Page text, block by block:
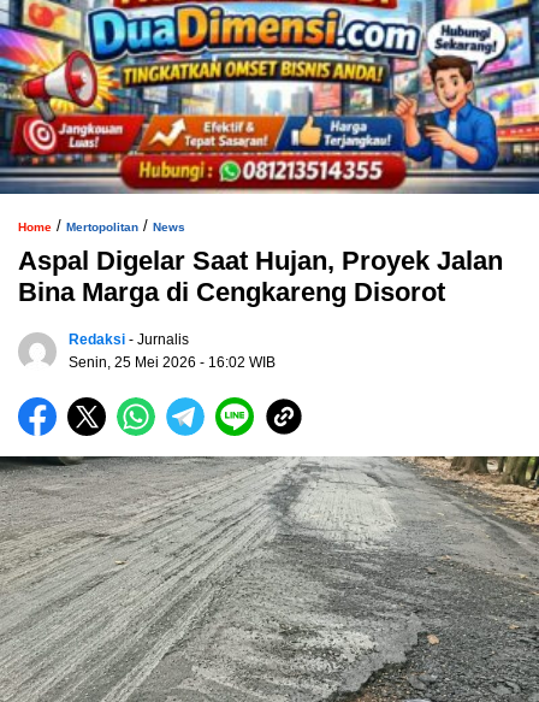
Home / Mertopolitan / News
Aspal Digelar Saat Hujan, Proyek Jalan
Bina Marga di Cengkareng Disorot
Redaksi - Jurnalis
Senin, 25 Mei 2026 - 16:02 WIB